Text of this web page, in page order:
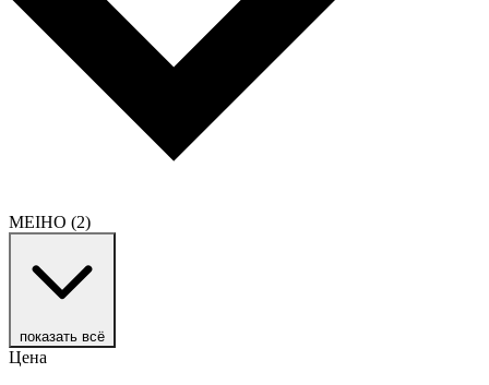
MEIHO (2)
показать всё
Цена